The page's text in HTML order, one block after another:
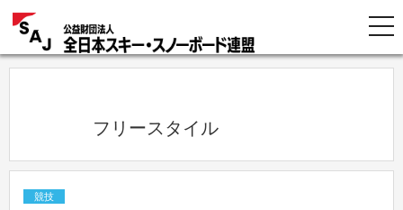
            フリースタイル
競技